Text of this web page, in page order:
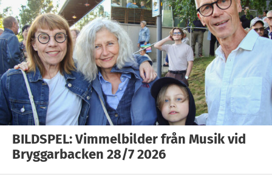
BILDSPEL: Vimmelbilder från Musik vid
Bryggarbacken 28/7 2026